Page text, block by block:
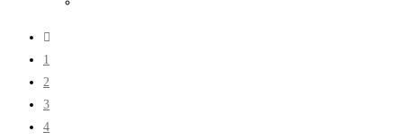
1
2
3
4